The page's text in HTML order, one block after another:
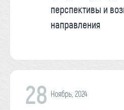
перспективы и
направления
28 Ноябрь, 2024